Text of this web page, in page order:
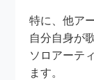
特に、他ア
自分自身が
ソロアーテ
ます。